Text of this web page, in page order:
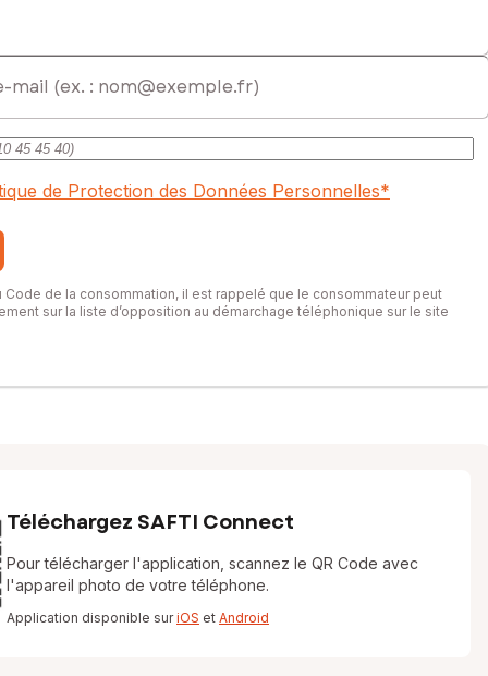
au RSAC de EVREUX sous le numéro 934372970
de Protection des Données Personnelles*
Code de la consommation, il est rappelé que le consommateur peut
sur la liste d’opposition au démarchage téléphonique sur le site
Téléchargez SAFTI Connect
Pour télécharger l'application, scannez le QR Code avec
l'appareil photo de votre téléphone.
Application disponible suriOS et Android